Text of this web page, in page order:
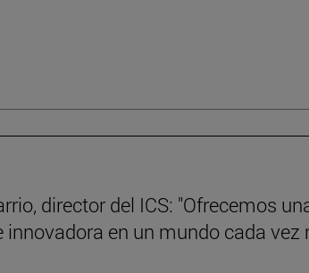
director del ICS: "Ofrecemos
en un mundo cada vez